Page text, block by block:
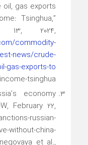
oil, gas exports
Tsinghua,”
13, 2024,
commodity-
news/crude-
gas-exports-to
tsinghua.
economy
February 22,
russian-
without-china-
et al.,